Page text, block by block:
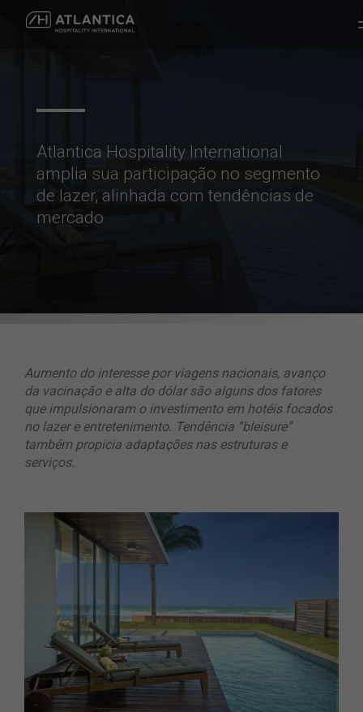
Atlantica Hospitality International
amplia sua participação no segmento
de lazer, alinhada com tendências de
mercado
Aumento do interesse por viagens nacionais, avanço
da vacinação e alta do dólar são alguns dos fatores
que impulsionaram o investimento em hotéis focados
no lazer e entretenimento. Tendência “bleisure”
também propicia adaptações nas estruturas e
serviços.